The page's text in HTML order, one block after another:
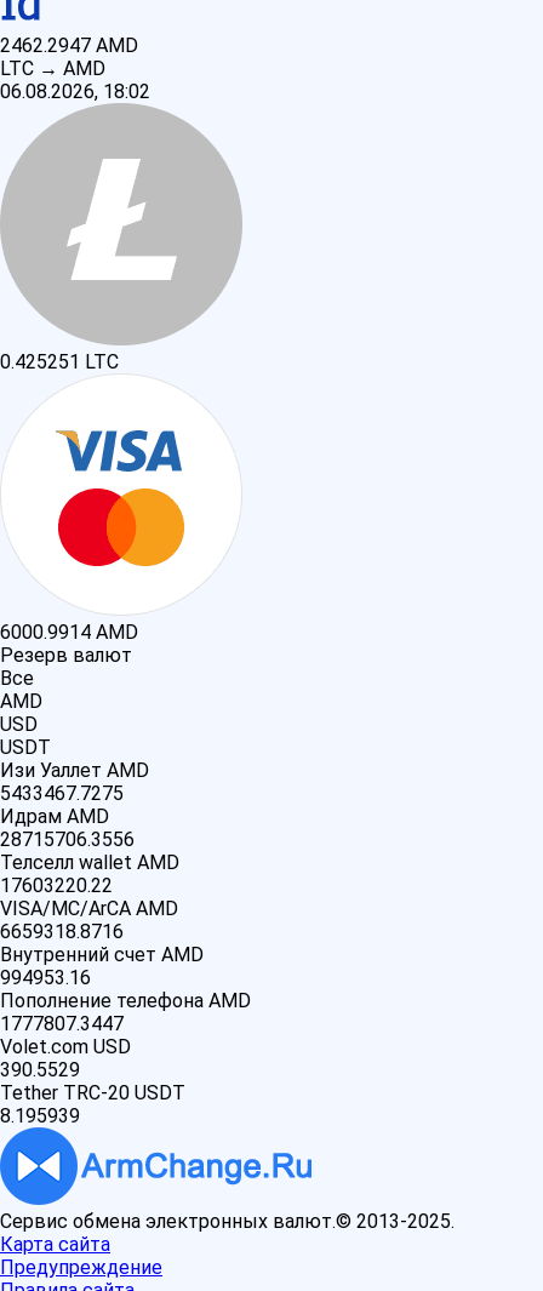
2462.2947 AMD
LTC → AMD
06.08.2026, 18:02
0.425251 LTC
6000.9914 AMD
Резерв валют
Все
AMD
USD
USDT
Изи Уаллет AMD
5433467.7275
Идрам AMD
28715706.3556
Телселл wallet AMD
17603220.22
VISA/MC/ArCA AMD
6659318.8716
Внутренний счет AMD
994953.16
Пополнение телефона AMD
1777807.3447
Volet.com USD
390.5529
Tether TRC-20 USDT
8.195939
Сервис обмена электронных валют.© 2013-2025.
Карта сайта
Предупреждение